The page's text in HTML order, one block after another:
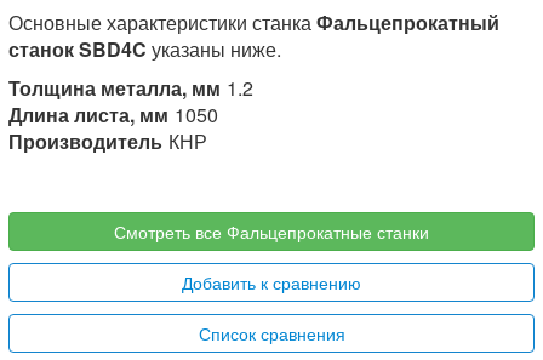
Основные характеристики станкаФальцепрокатный
станок SBD4C указаны ниже.
Толщина металла, мм 1.2
Длина листа, мм 1050
Производитель КНР
Смотреть все Фальцепрокатные станки
Добавить к сравнению
Список сравнения